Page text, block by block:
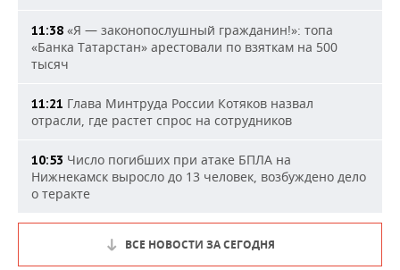
11:38 «Я — законопослушный гражданин!»: топа
«Банка Татарстан» арестовали по взяткам на 500
тысяч
11:21 Глава Минтруда России Котяков назвал
отрасли, где растет спрос на сотрудников
10:53 Число погибших при атаке БПЛА на
Нижнекамск выросло до 13 человек, возбуждено дело
о теракте
ВСЕ НОВОСТИ ЗА СЕГОДНЯ